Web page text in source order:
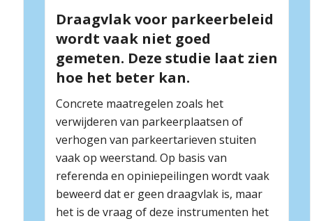
Draagvlak voor parkeerbeleid
wordt vaak niet goed
gemeten. Deze studie laat zien
hoe het beter kan.
Concrete maatregelen zoals het
verwijderen van parkeerplaatsen of
verhogen van parkeertarieven stuiten
vaak op weerstand. Op basis van
referenda en opiniepeilingen wordt vaak
beweerd dat er geen draagvlak is, maar
het is de vraag of deze instrumenten het